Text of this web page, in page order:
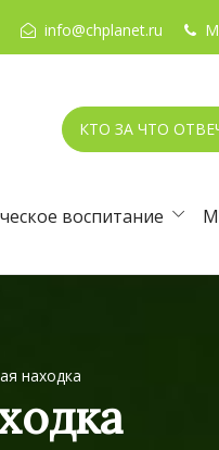
info@chplanet.ru
КТО ЗА ЧТО
воспитание
находка